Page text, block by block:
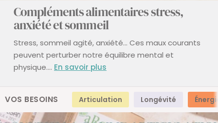
Compléments alimentaires stress,
anxiété et sommeil
Stress, sommeil agité, anxiété... Ces maux courants
peuvent perturber notre équilibre mental et
physique.... En savoir plus
VOS BESOINS Articulation Longévité